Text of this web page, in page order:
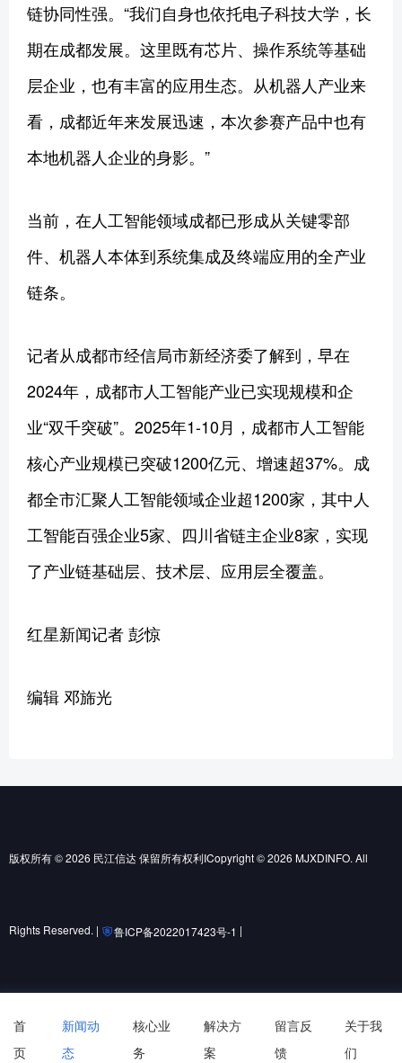
首
页
新闻动
态
核心业
务
解决方
案
留言反
馈
关于我
们
链协同性强。“我们自身也依托电子科技大学，长
期在成都发展。这里既有芯片、操作系统等基础
层企业，也有丰富的应用生态。从机器人产业来
看，成都近年来发展迅速，本次参赛产品中也有
本地机器人企业的身影。”
当前，在人工智能领域成都已形成从关键零部
件、机器人本体到系统集成及终端应用的全产业
链条。
记者从成都市经信局市新经济委了解到，早在
2024年，成都市人工智能产业已实现规模和企
业“双千突破”。2025年1-10月，成都市人工智能
核心产业规模已突破1200亿元、增速超37%。成
都全市汇聚人工智能领域企业超1200家，其中人
工智能百强企业5家、四川省链主企业8家，实现
了产业链基础层、技术层、应用层全覆盖。
红星新闻记者 彭惊
编辑 邓旆光
版权所有 © 2026 民江信达 保留所有权利ICopyright © 2026 MJXDINFO. All
Rights Reserved. | 鲁ICP备2022017423号-1 |